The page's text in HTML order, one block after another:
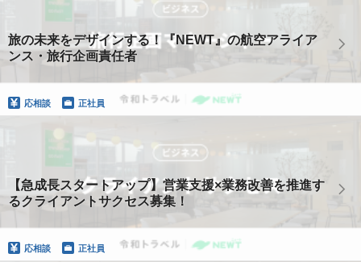
旅の未来をデザインする！『NEWT』の航空アライア
ンス・旅行企画責任者
応相談 正社員
【急成長スタートアップ】営業支援×業務改善を推進す
るクライアントサクセス募集！
応相談 正社員